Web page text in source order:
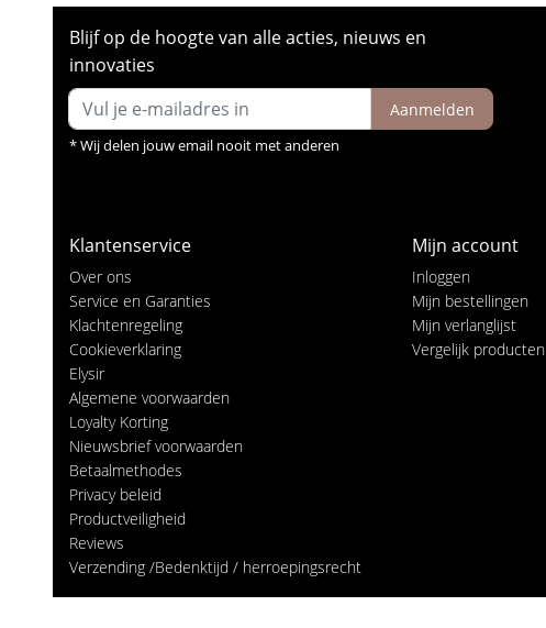
Blijf op de hoogte van alle acties, nieuws en
innovaties
Aanmelden
* Wij delen jouw email nooit met anderen
Klantenservice
Over ons
Service en Garanties
Klachtenregeling
Cookieverklaring
Elysir
Algemene voorwaarden
Loyalty Korting
Nieuwsbrief voorwaarden
Betaalmethodes
Privacy beleid
Productveiligheid
Reviews
Verzending /Bedenktijd / herroepingsrecht
Mijn account
Inloggen
Mijn bestellingen
Mijn verlanglijst
Vergelijk producten